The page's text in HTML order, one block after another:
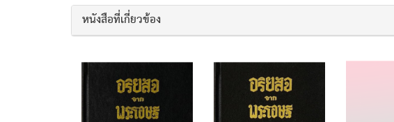
หนังสือที่เกี่ยวข้อง